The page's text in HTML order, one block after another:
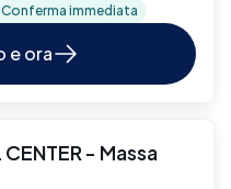
Conferma immediata
e ora
CENTER - Massa